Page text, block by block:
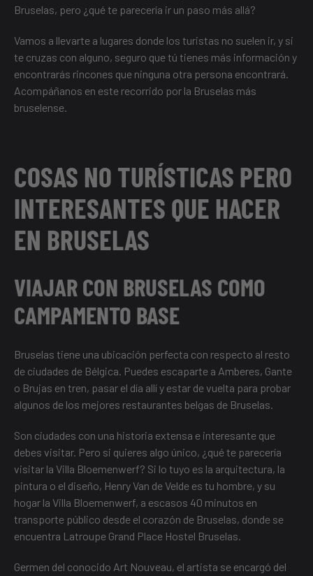
Bruselas, pero ¿qué te parecería ir un paso más allá?
Vamos a llevarte a lugares donde los turistas no suelen ir, y si
te cruzas con alguno, seguro que tú tienes más información y
encontrarás rincones que ninguna otra persona encontrará.
Acompáñanos en este recorrido por la Bruselas más
bruselense.
COSAS NO TURÍSTICAS PERO
INTERESANTES QUE HACER
EN BRUSELAS
VIAJAR CON BRUSELAS COMO
CAMPAMENTO BASE
Bruselas tiene una ubicación perfecta con respecto al resto
de ciudades de Bélgica. Puedes escaparte a Amberes, Gante
o Brujas en tren, pasar el día allí y estar de vuelta para probar
algunos de los mejores restaurantes belgas de Bruselas.
Son ciudades con una historia extensa e interesante que
debes visitar. Pero si quieres algo único, ¿qué te parecería
visitar la Villa Bloemenwerf? Si lo tuyo es la arquitectura, la
pintura o el diseño, Henry Van de Velde es tu hombre, y su
hogar la Villa Bloemenwerf, a escasos 40 minutos en
transporte público desde el corazón de Bruselas, donde se
encuentra Latroupe Grand Place Hostel Bruselas.
Germen del conocido Art Nouveau, el artista se encargó del